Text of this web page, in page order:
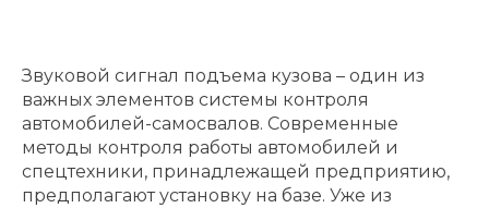
Звуковой сигнал подъема кузова – один из
важных элементов системы контроля
автомобилей-самосвалов. Современные
методы контроля работы автомобилей и
спецтехники, принадлежащей предприятию,
предполагают установку на базе. Уже из